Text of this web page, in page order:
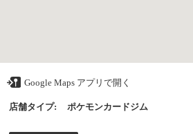
Google Maps アプリで開く
店舗タイプ: ポケモンカードジム